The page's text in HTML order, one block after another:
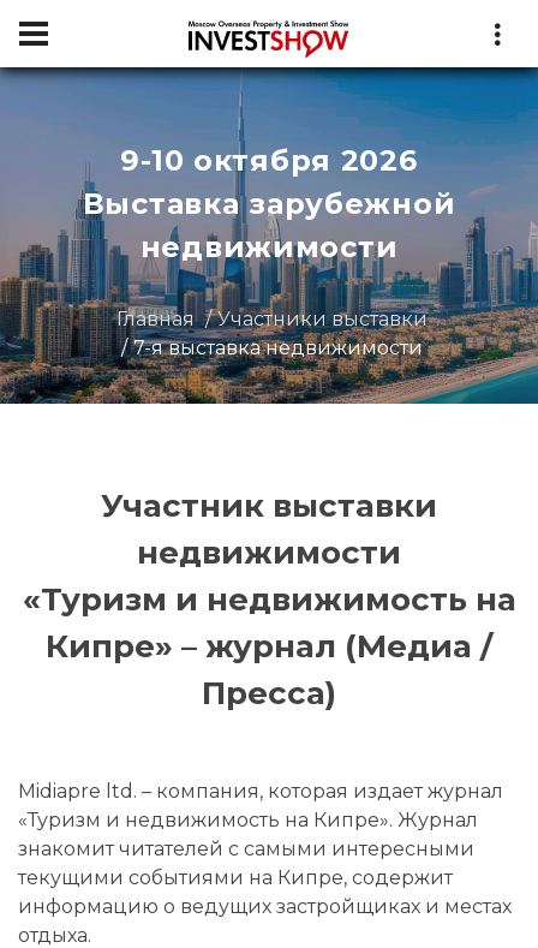
9-10 октября 2026
Выставка зарубежной
недвижимости
Главная
Участники выставки
7-я выставка недвижимости
Участник выставки
недвижимости
«Туризм и недвижимость на
Кипре» – журнал (Медиа /
Пресса)
Midiapre ltd. – компания, которая издает журнал
«Туризм и недвижимость на Кипре». Журнал
знакомит читателей с самыми интересными
текущими событиями на Кипре, содержит
информацию о ведущих застройщиках и местах
отдыха.